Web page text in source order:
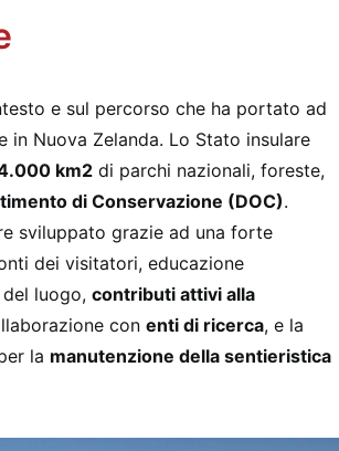
e sul percorso che ha portato ad
in Nuova Zelanda. Lo Stato insulare
km2 di parchi nazionali, foreste,
di Conservazione (DOC).
sviluppato grazie ad una forte
dei visitatori, educazione
del luogo, contributi attivi alla
con enti di ricerca, e la
la manutenzione della sentieristica